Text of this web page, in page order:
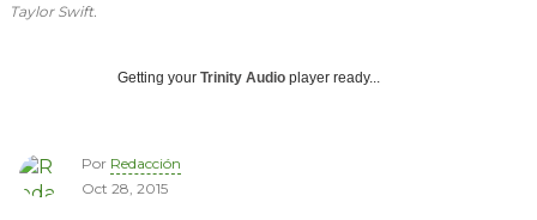
Taylor Swift.
Getting your Trinity Audio player ready...
Por Redacción
Oct 28, 2015